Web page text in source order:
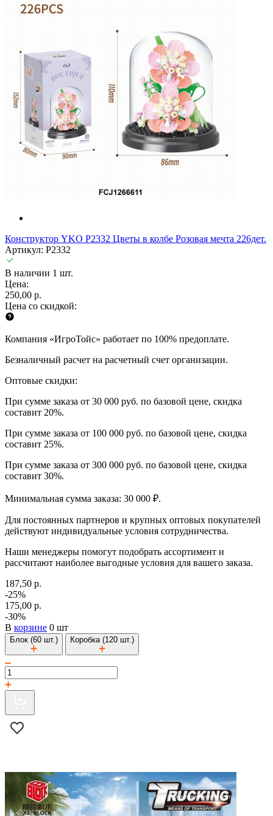
Конструктор YKO P2332 Цветы в колбе Розовая мечта 226дет.
Артикул: P2332
В наличии 1 шт.
Цена:
250,00 р.
Цена со скидкой:
Компания «ИгроТойс» работает по 100% предоплате.
Безналичный расчет на расчетный счет организации.
Оптовые скидки:
При сумме заказа от 30 000 руб. по базовой цене, скидка
составит 20%.
При сумме заказа от 100 000 руб. по базовой цене, скидка
составит 25%.
При сумме заказа от 300 000 руб. по базовой цене, скидка
составит 30%.
Минимальная сумма заказа: 30 000 ₽.
Для постоянных партнеров и крупных оптовых покупателей
действуют индивидуальные условия сотрудничества.
Наши менеджеры помогут подобрать ассортимент и
рассчитают наиболее выгодные условия для вашего заказа.
187,50 р.
-25%
175,00 р.
-30%
В корзине 0 шт
Блок (60 шт.) Коробка (120 шт.)